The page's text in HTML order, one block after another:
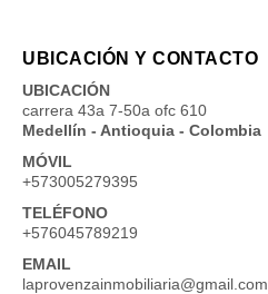
UBICACIÓN Y CONTACTO
UBICACIÓN
carrera 43a 7-50a ofc 610
Medellín - Antioquia - Colombia
MÓVIL
+573005279395
TELÉFONO
+576045789219
EMAIL
laprovenzainmobiliaria@gmail.com